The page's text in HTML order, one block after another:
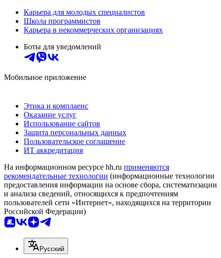
Карьера для молодых специалистов
Школа программистов
Карьера в некоммерческих организациях
Боты для уведомлений
Мобильное приложение
Этика и комплаенс
Оказание услуг
Использование сайтов
Защита персональных данных
Пользовательское соглашение
ИТ аккредитация
На информационном ресурсе hh.ru применяются
рекомендательные технологии (информационные технологии
предоставления информации на основе сбора, систематизации
и анализа сведений, относящихся к предпочтениям
пользователей сети «Интернет», находящихся на территории
Российской Федерации)
Русский